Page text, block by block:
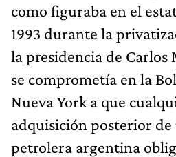
como figuraba en el
1993 durante la
la presidencia de Carlos
se comprometía en la
Nueva York a que
adquisición posterior
petrolera argentina